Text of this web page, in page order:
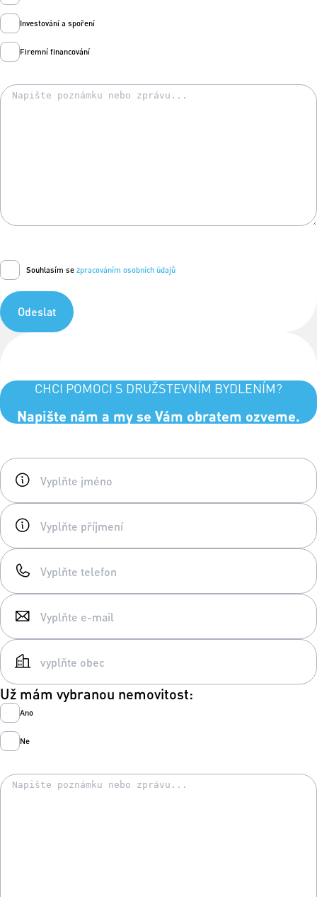
Investování a spoření
Firemní financování
Souhlasím se zpracováním osobních údajů
Odeslat
CHCI POMOCI S DRUŽSTEVNÍM BYDLENÍM?
Napište nám a my se Vám obratem ozveme.
Už mám vybranou nemovitost:
Ano
Ne